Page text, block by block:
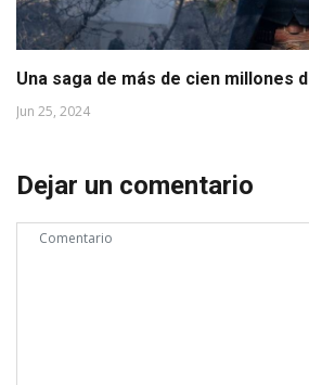
Una saga de más de cien millones
Jun 25, 2024
Dejar un comentario